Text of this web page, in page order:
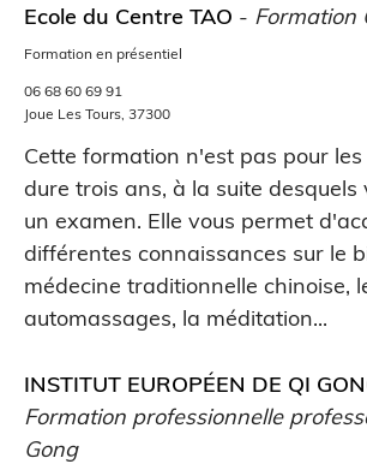
Ecole du Centre TAO - Formation
Formation en présentiel
06 68 60 69 91
Joue Les Tours, 37300
Cette formation n'est pas pour
dure trois ans, à la suite desquels
un examen. Elle vous permet
différentes connaissances sur le
médecine traditionnelle chinoise,
automassages, la méditation...
INSTITUT EUROPÉEN DE QI
Formation professionnelle
Gong